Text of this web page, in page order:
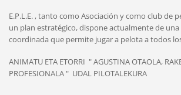
E.P.L.E. , tanto como Asociación y como club de
un plan estratégico, dispone actualmente de
coordinada que permite jugar a pelota a todos
ANIMATU ETA ETORRI " AGUSTINA OTAOLA,
PROFESIONALA " UDAL PILOTALEKURA